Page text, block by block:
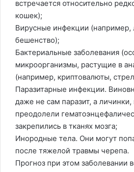
встречается относительно
кошек);
Вирусные инфекции (например,
бешенство);
Бактериальные заболевания
микроорганизмы, растущие в
(например, криптовалюты,
Паразитарные инфекции.
даже не сам паразит, а личинки,
преодолели
закрепились в тканях мозга;
Инородные тела. Они могут
после тяжелой травмы черепа.
Прогноз при этом заболевании